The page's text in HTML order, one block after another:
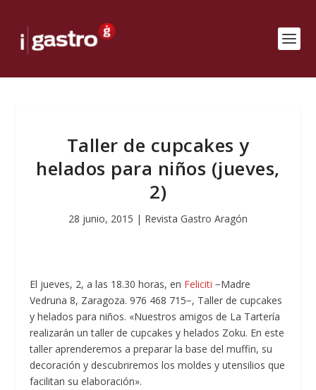
Taller de cupcakes y
helados para niños (jueves,
2)
28 junio, 2015 | Revista Gastro Aragón
El jueves, 2, a las 18.30 horas, en Feliciti −Madre
Vedruna 8, Zaragoza. 976 468 715−, Taller de cupcakes
y helados para niños. «Nuestros amigos de La Tartería
realizarán un taller de cupcakes y helados Zoku. En este
taller aprenderemos a preparar la base del muffin, su
decoración y descubriremos los moldes y utensilios que
facilitan su elaboración».